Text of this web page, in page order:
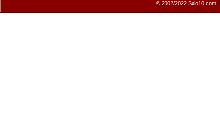
© 2002/2022 Solo10.com